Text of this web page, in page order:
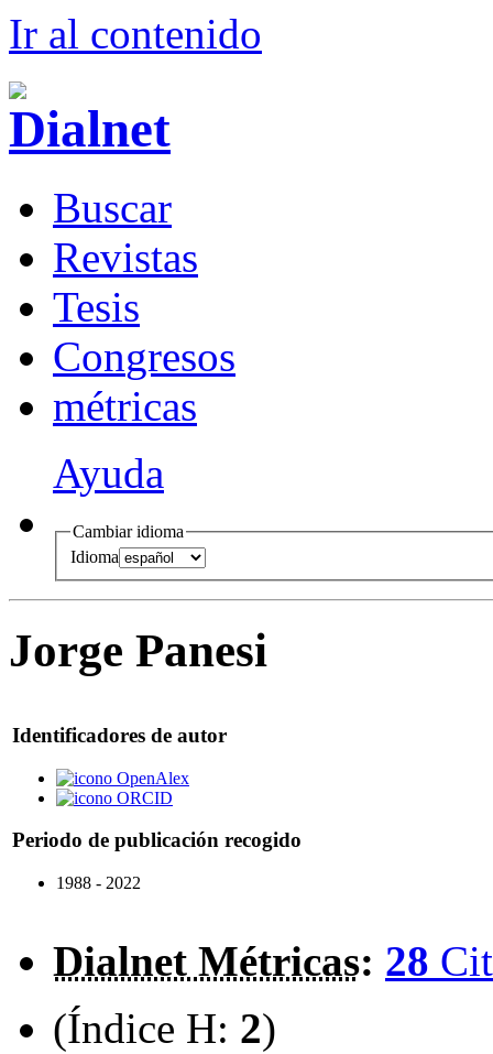
Ir al contenido
Buscar
Revistas
Tesis
Congresos
métricas
Ayuda
Cambiar idioma
Idioma
Jorge Panesi
Identificadores de autor
OpenAlex
ORCID
Periodo de publicación recogido
1988 - 2022
Dialnet Métricas: 28
(Índice H: 2)